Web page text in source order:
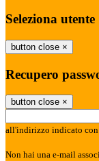
Seleziona utente
button close ×
Recupero
button close ×
all'indirizzo indicato con
Non hai una e-mail